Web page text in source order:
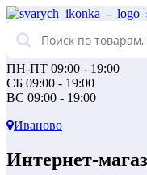
ПН-ПТ 09:00 - 19:00
СБ 09:00 - 19:00
ВС 09:00 - 19:00
Иваново
Интернет-